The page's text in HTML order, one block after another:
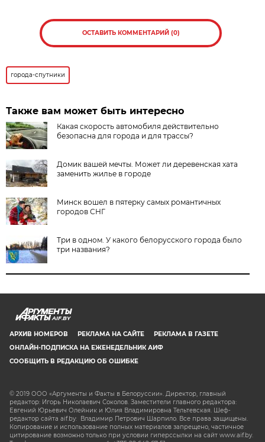
ОСТАВИТЬ КОММЕНТАРИЙ (0)
города-спутники
Также вам может быть интересно
Какая скорость автомобиля действительно
безопасна для города и для трассы?
Домик вашей мечты. Может ли деревенская хата
заменить жилье в городе
Минск вошел в пятерку самых романтичных
городов СНГ
Три в одном. У какого белорусского города было
три названия?
AIF.BY
АРХИВ НОМЕРОВ РЕКЛАМА НА САЙТЕ
РЕКЛАМА В ГАЗЕТЕ
ОНЛАЙН-ПОДПИСКА НА ЕЖЕНЕДЕЛЬНИК АИФ
СООБЩИТЬ В РЕДАКЦИЮ ОБ ОШИБКЕ
© 2019 ООО «Аргументы и Факты в Белоруссии». Директор, главный
редактор: Игорь Николаевич Соколов. Заместители главного редактора:
Евгений Юрьевич Олейник и Юлия Владимировна Тельтевская. Шеф-
редактор сайта aif.by: Владимир Петрович Шарпило. Все права защищены.
Копирование и использование полных материалов запрещено, частичное
цитирование возможно только при условии гиперссылки на сайт www.aif.by.